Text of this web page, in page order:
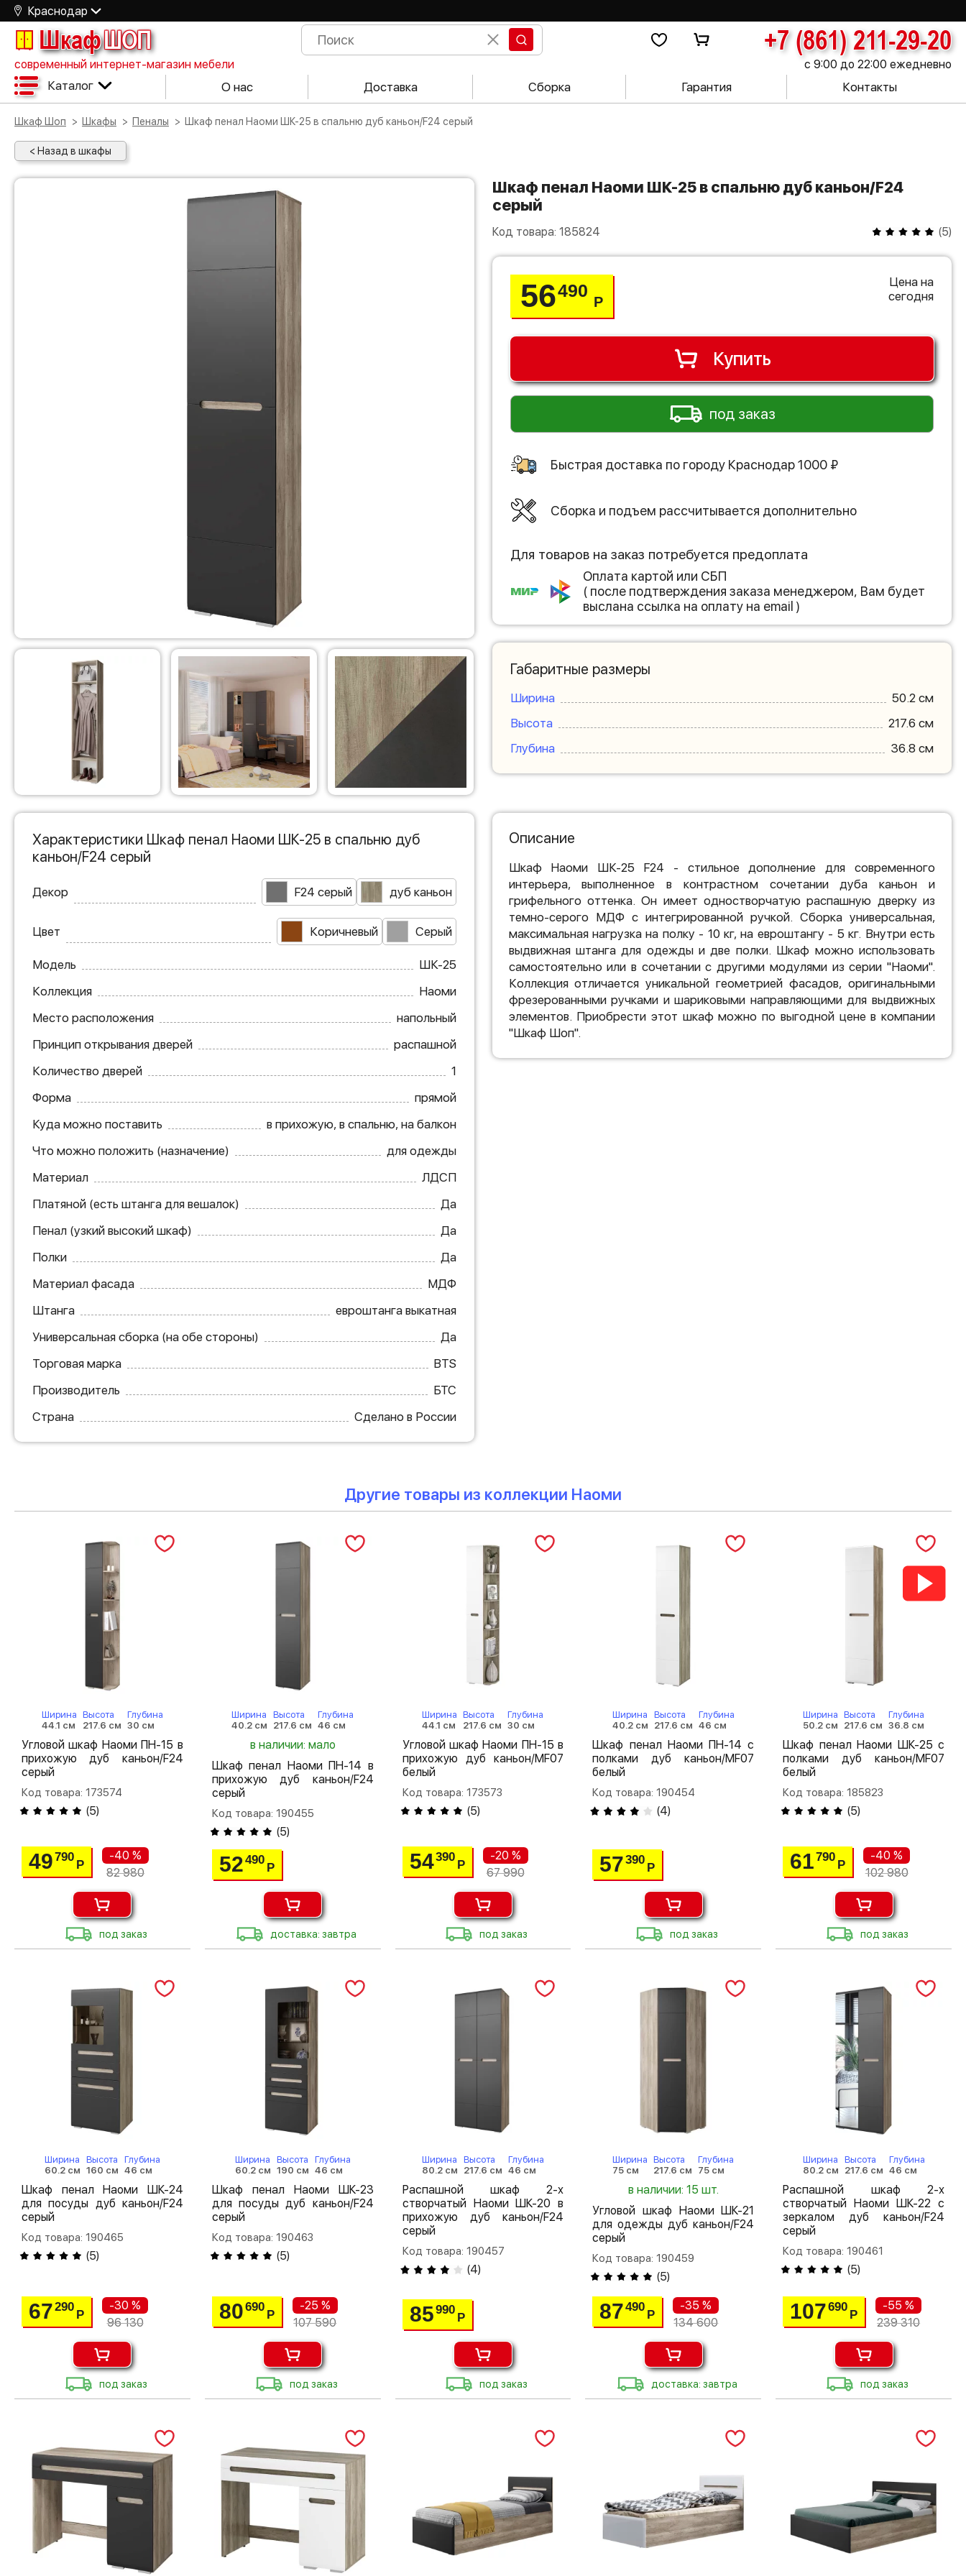
Краснодар
ШкафШОП +7 (861) 211-29-20
современный интернет-магазин мебели с 9:00 до 22:00 ежедневно
Каталог О нас Доставка Сборка Гарантия Контакты
Шкаф Шоп Шкафы Пеналы Шкаф пенал Наоми ШК-25 в спальню дуб каньон/F24 серый
< Назад в шкафы
Шкаф пенал Наоми ШК-25 в спальню дуб каньон/F24
серый
Код товара: 185824 (5)
56490
Р
Цена на
сегодня
Купить
под заказ
Быстрая доставка по городу Краснодар 1000 ₽
Сборка и подъем рассчитывается дополнительно
Для товаров на заказ потребуется предоплата
Оплата картой или СБП
( после подтверждения заказа менеджером, Вам будет
выслана ссылка на оплату на email )
Габаритные размеры
Ширина
50.2 см
Высота
217.6 см
Глубина
36.8 см
Характеристики Шкаф пенал Наоми ШК-25 в спальню дуб
каньон/F24 серый
Декор F24 серый дуб каньон
Цвет Коричневый Серый
Модель
ШК-25
Коллекция
Наоми
Место расположения
напольный
Принцип открывания дверей
распашной
Количество дверей
1
Форма
прямой
Куда можно поставить
в прихожую, в спальню, на балкон
Что можно положить (назначение)
для одежды
Материал
ЛДСП
Платяной (есть штанга для вешалок)
Да
Пенал (узкий высокий шкаф)
Да
Полки
Да
Материал фасада
МДФ
Штанга
евроштанга выкатная
Универсальная сборка (на обе стороны)
Да
Торговая марка
BTS
Производитель
БТС
Страна
Сделано в России
Описание
Шкаф Наоми ШК-25 F24 - стильное дополнение для современного
интерьера, выполненное в контрастном сочетании дуба каньон и
грифельного оттенка. Он имеет одностворчатую распашную дверку из
темно-серого МДФ с интегрированной ручкой. Сборка универсальная,
максимальная нагрузка на полку - 10 кг, на евроштангу - 5 кг. Внутри есть
выдвижная штанга для одежды и две полки. Шкаф можно использовать
самостоятельно или в сочетании с другими модулями из серии "Наоми".
Коллекция отличается уникальной геометрией фасадов, оригинальными
фрезерованными ручками и шариковыми направляющими для выдвижных
элементов. Приобрести этот шкаф можно по выгодной цене в компании
"Шкаф Шоп".
Другие товары из коллекции Наоми
Ширина
44.1 см
Высота
217.6 см
Глубина
30 см
Угловой шкаф Наоми ПН-15 в
прихожую дуб каньон/F24
серый
Код товара: 173574
(5)
49790
Р
-40 %
82 980
под заказ
Ширина
40.2 см
Высота
217.6 см
Глубина
46 см
в наличии: мало
Шкаф пенал Наоми ПН-14 в
прихожую дуб каньон/F24
серый
Код товара: 190455
(5)
52490
Р
доставка: завтра
Ширина
44.1 см
Высота
217.6 см
Глубина
30 см
Угловой шкаф Наоми ПН-15 в
прихожую дуб каньон/MF07
белый
Код товара: 173573
(5)
54390
Р
-20 %
67 990
под заказ
Ширина
40.2 см
Высота
217.6 см
Глубина
46 см
Шкаф пенал Наоми ПН-14 с
полками дуб каньон/MF07
белый
Код товара: 190454
(4)
57390
Р
под заказ
Ширина
50.2 см
Высота
217.6 см
Глубина
36.8 см
Шкаф пенал Наоми ШК-25 с
полками дуб каньон/MF07
белый
Код товара: 185823
(5)
61790
Р
-40 %
102 980
под заказ
Ширина
60.2 см
Высота
160 см
Глубина
46 см
Шкаф пенал Наоми ШК-24
для посуды дуб каньон/F24
серый
Код товара: 190465
(5)
67290
Р
-30 %
96 130
под заказ
Ширина
60.2 см
Высота
190 см
Глубина
46 см
Шкаф пенал Наоми ШК-23
для посуды дуб каньон/F24
серый
Код товара: 190463
(5)
80690
Р
-25 %
107 590
под заказ
Ширина
80.2 см
Высота
217.6 см
Глубина
46 см
Распашной шкаф 2-х
створчатый Наоми ШК-20 в
прихожую дуб каньон/F24
серый
Код товара: 190457
(4)
85990
Р
под заказ
Ширина
75 см
Высота
217.6 см
Глубина
75 см
в наличии: 15 шт.
Угловой шкаф Наоми ШК-21
для одежды дуб каньон/F24
серый
Код товара: 190459
(5)
87490
Р
-35 %
134 600
доставка: завтра
Ширина
80.2 см
Высота
217.6 см
Глубина
46 см
Распашной шкаф 2-х
створчатый Наоми ШК-22 с
зеркалом дуб каньон/F24
серый
Код товара: 190461
(5)
107690
Р
-55 %
239 310
под заказ